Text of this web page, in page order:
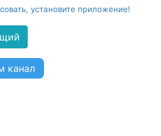
установите приложение!
канал